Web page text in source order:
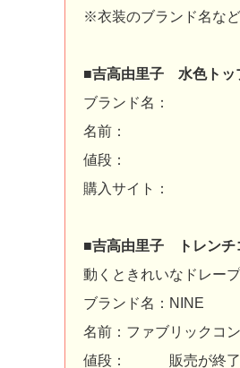
※衣装のブランド名な
■吉高由里子 水色トッ
ブランド名：
名前：
値段：
購入サイト：
■吉高由里子 トレンチ
動くときれいなドレー
ブランド名：NINE
名前：ファブリックコ
値段： 販売が終了